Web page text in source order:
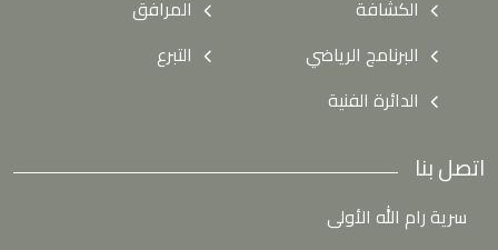
الكشافة
المرافق
البرنامج الرياضي
التبرع
الدائرة الفنية
اتصل بنا
سرية رام الله الأولى